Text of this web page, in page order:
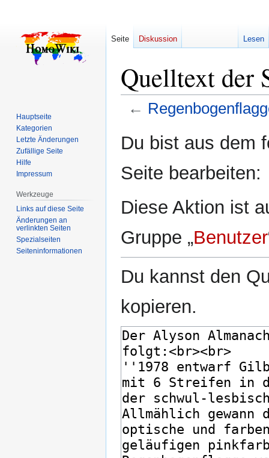
Quelltext der
←
Navigation
Suche
Du bist aus dem
Seite bearbeiten:
Diese Aktion ist
Gruppe „Benutzer
Du kannst den
kopieren.
Seite Diskussion Lesen
Hauptseite
Kategorien
Letzte Änderungen
Zufällige Seite
Hilfe
Impressum
Werkzeuge
Links auf diese Seite
Änderungen an
verlinkten Seiten
Spezialseiten
Seiten­­informationen